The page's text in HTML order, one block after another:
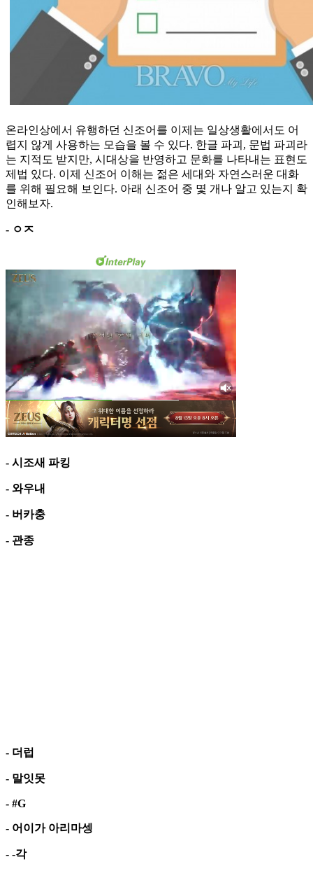
온라인상에서 유행하던 신조어를 이제는 일상생활에서도 어
렵지 않게 사용하는 모습을 볼 수 있다. 한글 파괴, 문법 파괴라
는 지적도 받지만, 시대상을 반영하고 문화를 나타내는 표현도
제법 있다. 이제 신조어 이해는 젊은 세대와 자연스러운 대화
를 위해 필요해 보인다. 아래 신조어 중 몇 개나 알고 있는지 확
인해보자.
- ㅇㅈ
- 시조새 파킹
- 와우내
- 버카충
- 관종
- 더럽
- 말잇못
- #G
- 어이가 아리마셍
- -각